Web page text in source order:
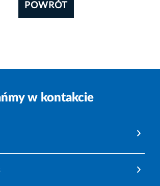
POWRÓT
w kontakcie